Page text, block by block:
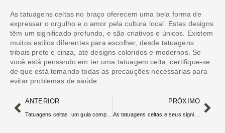
As tatuagens celtas no braço oferecem uma bela forma de
expressar o orgulho e o amor pela cultura local. Estes designs
têm um significado profundo, e são criativos e únicos. Existem
muitos estilos diferentes para escolher, desde tatuagens
tribais preto e cinza, até designs coloridos e modernos. Se
você está pensando em ter uma tatuagem celta, certifique-se
de que está tomando todas as precauções necessárias para
evitar problemas de saúde.
ANTERIOR
Tatuagens celtas: um guia completo
PRÓXIMO